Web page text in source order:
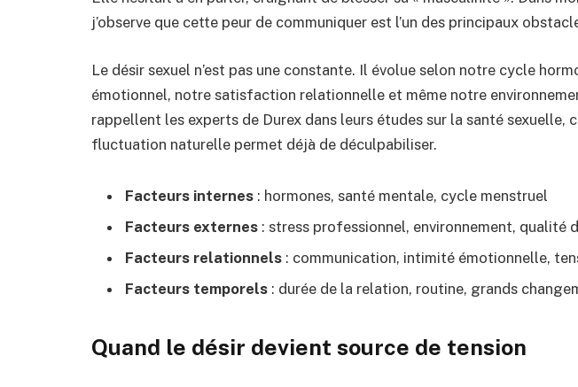
j’observe que cette peur de communiquer est l’un des principaux
Le désir sexuel n’est pas une constante. Il évolue selon notre cycle
émotionnel, notre satisfaction relationnelle et même notre
rappellent les experts de Durex dans leurs études sur la santé sexuelle,
fluctuation naturelle permet déjà de déculpabiliser.
Facteurs internes : hormones, santé mentale, cycle menstruel
Facteurs externes : stress professionnel, environnement, qualité
Facteurs relationnels : communication, intimité émotionnelle,
Facteurs temporels : durée de la relation, routine, grands
Quand le désir devient source de tension